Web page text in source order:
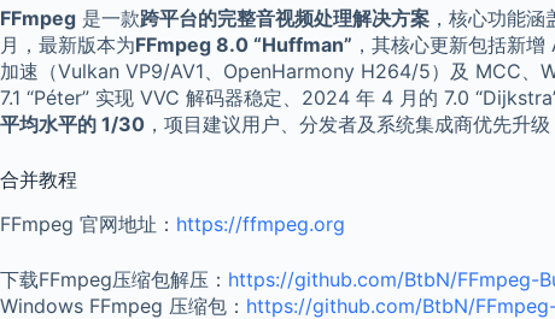
FFmpeg 是一款跨平台的完整音视频处理解决方案 ，核心功能
月，最新版本为FFmpeg 8.0 “Huffman” ，其核心更新包括新
加速（Vulkan VP9/AV1、OpenHarmony H264/5）及 MCC、
7.1 “Péter” 实现 VVC 解码器稳定、2024 年 4 月的 7.0
平均水平的 1/30 ，项目建议用户、分发者及系统集成商优先升
合并教程
FFmpeg 官网地址： https://ffmpeg.org
下载FFmpeg压缩包解压： https://github.com/BtbN/FFmpeg-
Windows FFmpeg 压缩包： https://github.com/BtbN/